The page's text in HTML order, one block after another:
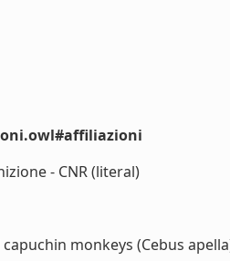
- CNR (literal)
monkeys (Cebus